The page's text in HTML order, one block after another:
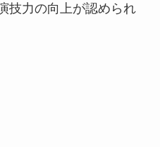
技力の向上が認められ